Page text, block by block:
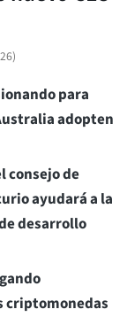
)
para
adopten
consejo de
ayudará a la
desarrollo
criptomonedas